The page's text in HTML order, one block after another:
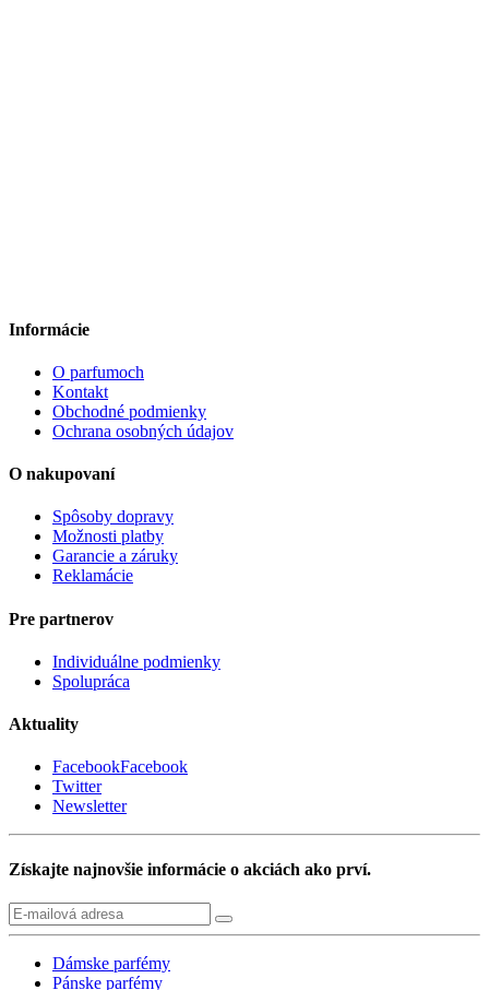
Informácie
O parfumoch
Kontakt
Obchodné podmienky
Ochrana osobných údajov
O nakupovaní
Spôsoby dopravy
Možnosti platby
Garancie a záruky
Reklamácie
Pre partnerov
Individuálne podmienky
Spolupráca
Aktuality
FacebookFacebook
Twitter
Newsletter
Získajte najnovšie informácie o akciách ako prví.
Dámske parfémy
Pánske parfémy